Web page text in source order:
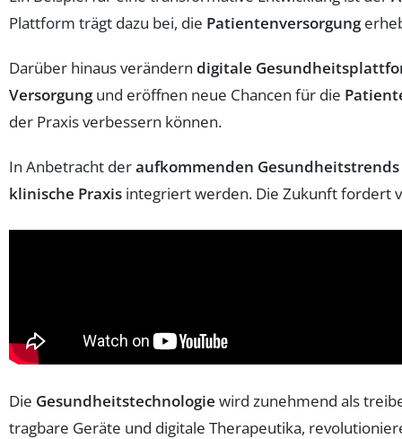
Plattform trägt dazu bei, die Patientenversorgung
Darüber hinaus verändern digitale
Versorgungund eröffnen neue Chancen für die
der Praxis verbessern können.
In Anbetracht deraufkommenden Gesundheitstrends
klinische Praxis integriert werden. Die Zukunft fordert
Die Gesundheitstechnologie wird zunehmend als
tragbare Geräte und digitale Therapeutika,